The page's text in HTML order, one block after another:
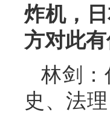
炸机，
方对此
林剑：
史、法